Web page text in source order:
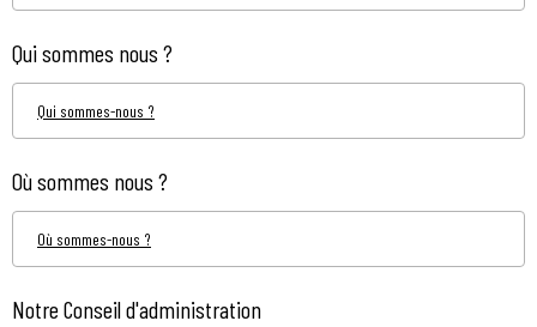
Qui sommes nous ?
Qui sommes-nous ?
Où sommes nous ?
Où sommes-nous ?
Notre Conseil d'administration